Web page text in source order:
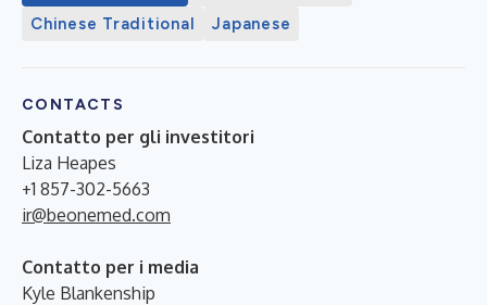
Chinese Traditional Japanese
CONTACTS
Contatto per gli investitori
Liza Heapes
+1 857-302-5663
ir@beonemed.com
Contatto per i media
Kyle Blankenship